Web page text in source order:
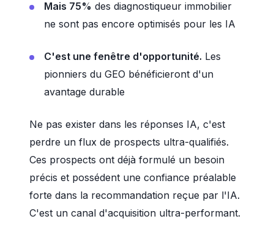
Mais 75% des diagnostiqueur immobilier
ne sont pas encore optimisés pour les IA
C'est une fenêtre d'opportunité. Les
pionniers du GEO bénéficieront d'un
avantage durable
Ne pas exister dans les réponses IA, c'est
perdre un flux de prospects ultra-qualifiés.
Ces prospects ont déjà formulé un besoin
précis et possédent une confiance préalable
forte dans la recommandation reçue par l'IA.
C'est un canal d'acquisition ultra-performant.